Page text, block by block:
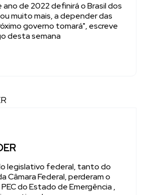
de 2022 definirá o Brasil dos
muito mais, a depender das
governo tomará", escreve
desta semana
legislativo federal, tanto do
Câmara Federal, perderam o
do Estado de Emergência ,